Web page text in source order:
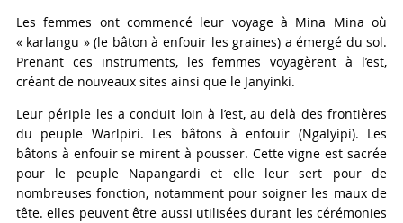
Les femmes ont commencé leur voyage à Mina Mina où
« karlangu »(le bâton à enfouir les graines) a émergé du sol.
Prenant ces instruments, les femmes voyagèrent à l’est,
créant de nouveaux sites ainsi que le Janyinki.
Leur périple les a conduit loin à l’est, au delà des frontières
du peuple Warlpiri. Les bâtons à enfouir (Ngalyipi). Les
bâtons à enfouir se mirent à pousser. Cette vigne est sacrée
pour le peuple Napangardi et elle leur sert pour de
nombreuses fonction, notamment pour soigner les maux de
tête. elles peuvent être aussi utilisées durant les cérémonies